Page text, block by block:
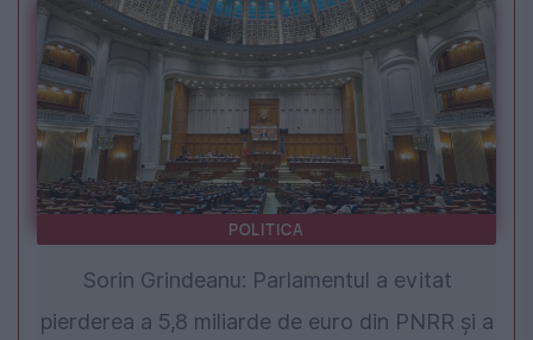
POLITICA
Sorin Grindeanu: Parlamentul a evitat
pierderea a 5,8 miliarde de euro din PNRR și a